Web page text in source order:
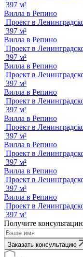
397 м²
Вилла в Репино
Проект в
397 м²
Вилла в Репино
Проект в
397 м²
Вилла в Репино
Проект в
397 м²
Вилла в Репино
Проект в
397 м²
Вилла в Репино
Проект в
397 м²
Вилла в Репино
Проект в
397 м²
Вилла в Репино
Проект в
397 м²
Вилла в Репино
Проект в
397 м²
Получите
Заказать консультацию